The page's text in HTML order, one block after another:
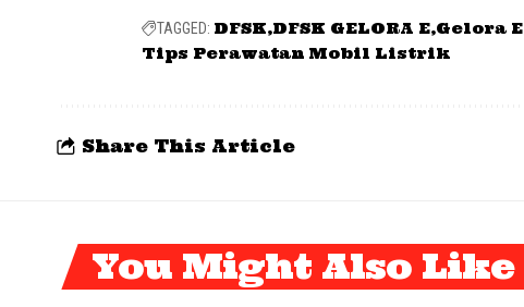
TAGGED: DFSK DFSK GELORA E Gelora E
Tips Perawatan Mobil Listrik
Share This Article
You Might Also Like